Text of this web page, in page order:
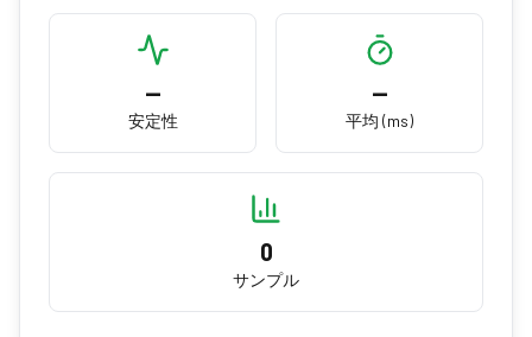
—
安定性
—
平均 (ms)
0
サンプル